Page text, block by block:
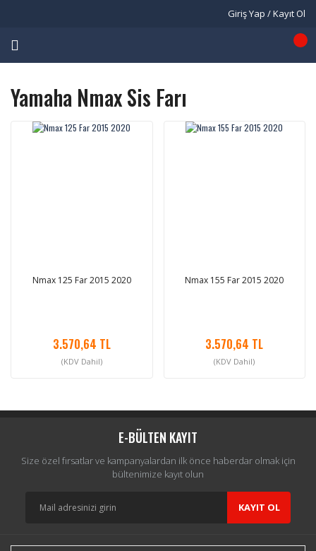
Giriş Yap / Kayıt Ol
Yamaha Nmax Sis Farı
Nmax 125 Far 2015 2020
3.570,64 TL
(KDV Dahil)
Nmax 155 Far 2015 2020
3.570,64 TL
(KDV Dahil)
E-BÜLTEN KAYIT
Size özel fırsatlar ve kampanyalardan ilk önce haberdar olmak için
bültenimize kayıt olun
KAYIT OL